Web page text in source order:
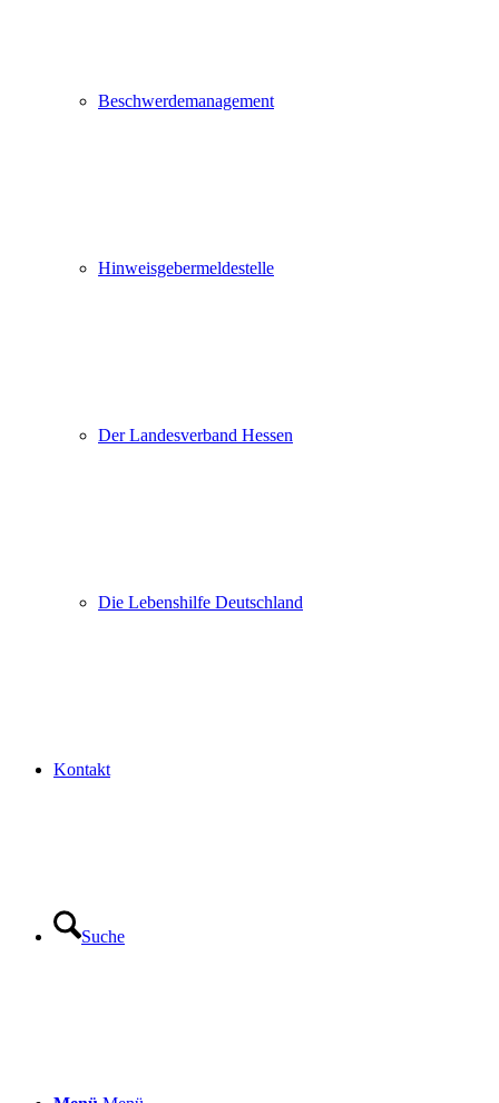
Beschwerdemanagement
Hinweisgebermeldestelle
Der Landesverband Hessen
Die Lebenshilfe Deutschland
Kontakt
Suche